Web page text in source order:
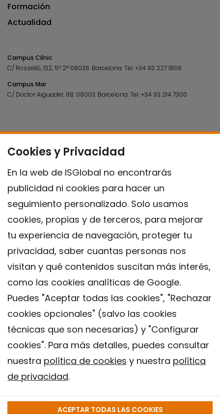
Cookies y Privacidad
En la web de ISGlobal no encontrarás
publicidad ni cookies para hacer un
seguimiento personalizado. Solo usamos
cookies, propias y de terceros, para mejorar
tu experiencia de navegación, proteger tu
privacidad, saber cuantas personas nos
visitan y qué contenidos suscitan más interés,
como las cookies analíticas de Google.
Puedes "Aceptar todas las cookies", "Rechazar
cookies opcionales" (salvo las cookies
técnicas que son necesarias) y "Configurar
cookies". Para más detalles, puedes consultar
nuestra política de cookies y nuestra política
de privacidad.
ACEPTAR TODAS LAS COOKIES
Formación
Actualidad
Campus Clínic
C/ Rosselló, 132, 5º 2ª 08036. Barcelona.Tel.+34 93 227 1806
Campus Mar
C/ Doctor Aiguader, 88. 08003. Barcelona.Tel.+34 93 214 7300
Contacto
Política de privacidad
Política de Cookies
Instituto de Salud Global de Barcelona (ISGlobal), 2018.